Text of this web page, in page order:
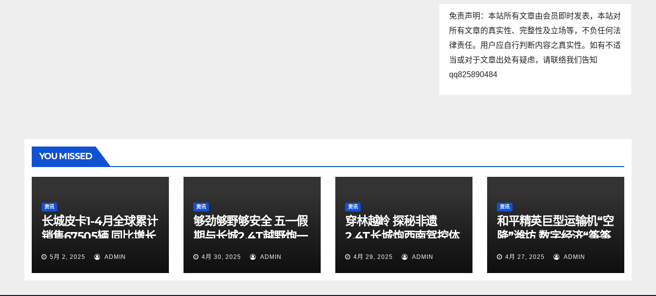
免责声明：本站所有文章由会员即时发表，本站对
所有文章的真实性、完整性及立场等，不负任何法
律责任。用户应自行判断内容之真实性。如有不适
当或对于文章出处有疑虑，请联络我们告知
qq825890484
YOU MISSED
资讯
长城皮卡1-4月全球累计
销售67505辆 同比增长
9.7% 蝉联中国皮卡销
5月 2, 2025 ADMIN
资讯
够劲够野够安全 五一假
期与长城2.4T越野炮一
起探索山海秘境
4月 30, 2025 ADMIN
资讯
穿林越岭 探秘非遗
2.4T长城炮西南驾控体
验营贵阳站燃擎启动
4月 29, 2025 ADMIN
资讯
和平精英巨型运输机“空
降”潍坊 数字经济“筝筝
日上”
4月 27, 2025 ADMIN